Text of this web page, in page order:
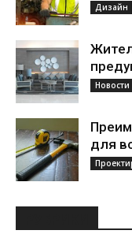
Дизайн
Новости
для